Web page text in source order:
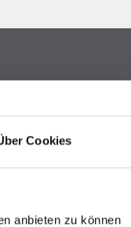
Cookies
anbieten zu können